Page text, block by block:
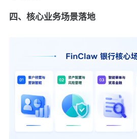
四、核心业务场景落地